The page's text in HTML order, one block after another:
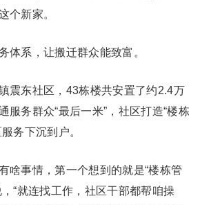
个新家。
系，让搬迁群众能致富。
东社区，43栋楼共安置了约2.4万
服务群众“最后一米”，社区打造“楼栋
务下沉到户。
事情，第一个想到的就是“楼栋管
“就连找工作，社区干部都帮咱操